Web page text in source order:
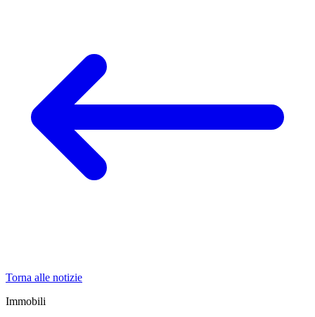
Torna alle notizie
Immobili